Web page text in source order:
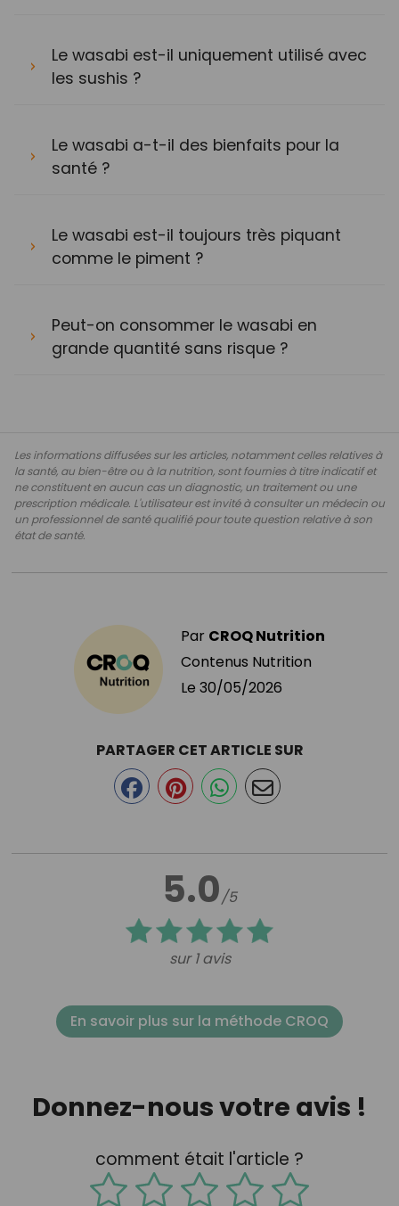
Le wasabi est-il uniquement utilisé avec
les sushis ?
Le wasabi a-t-il des bienfaits pour la
santé ?
Le wasabi est-il toujours très piquant
comme le piment ?
Peut-on consommer le wasabi en
grande quantité sans risque ?
Les informations diffusées sur les articles, notamment celles relatives à
la santé, au bien-être ou à la nutrition, sont fournies à titre indicatif et
ne constituent en aucun cas un diagnostic, un traitement ou une
prescription médicale. L'utilisateur est invité à consulter un médecin ou
un professionnel de santé qualifié pour toute question relative à son
état de santé.
Par CROQ Nutrition
Contenus Nutrition
Le 30/05/2026
5.0/5
sur 1 avis
PARTAGER CET ARTICLE SUR
En savoir plus sur la méthode CROQ
Donnez-nous votre avis !
comment était l'article ?